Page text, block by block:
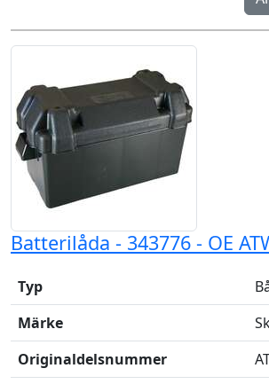
Batterilåda - 343776 - OE
Typ
Märke
Originaldelsnummer